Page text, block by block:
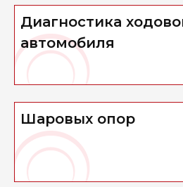
Диагностика
автомобиля
Шаровых опор